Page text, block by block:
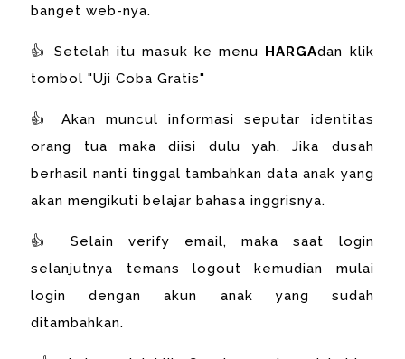
banget web-nya.
👍 Setelah itu masuk ke menu HARGAdan klik
tombol "Uji Coba Gratis"
👍 Akan muncul informasi seputar identitas
orang tua maka diisi dulu yah. Jika dusah
berhasil nanti tinggal tambahkan data anak yang
akan mengikuti belajar bahasa inggrisnya.
👍 Selain verify email, maka saat login
selanjutnya temans logout kemudian mulai
login dengan akun anak yang sudah
ditambahkan.